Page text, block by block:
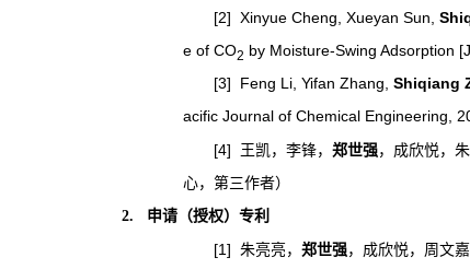
[2] Xinyue Cheng, Xueyan Sun,
e of CO2 by Moisture-Swing Adsorption
[3] Feng Li, Yifan Zhang, Shiqiang
acific Journal of Chemical Engineering ,
[4] 王凯，李锋， 郑世强，成欣悦，
心，第三作者）
2.
申请（授权）专利
[1] 朱亮亮， 郑世强，成欣悦，周文